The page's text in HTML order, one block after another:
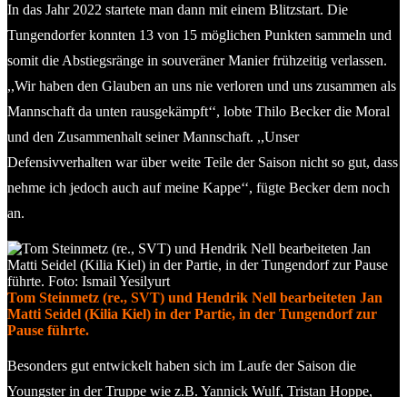
In das Jahr 2022 startete man dann mit einem Blitzstart. Die
Tungendorfer konnten 13 von 15 möglichen Punkten sammeln und
somit die Abstiegsränge in souveräner Manier frühzeitig verlassen.
,,Wir haben den Glauben an uns nie verloren und uns zusammen als
Mannschaft da unten rausgekämpft‘‘, lobte Thilo Becker die Moral
und den Zusammenhalt seiner Mannschaft. ,,Unser
Defensivverhalten war über weite Teile der Saison nicht so gut, dass
nehme ich jedoch auch auf meine Kappe‘‘, fügte Becker dem noch
an.
Tom Steinmetz (re., SVT) und Hendrik Nell bearbeiteten Jan
Matti Seidel (Kilia Kiel) in der Partie, in der Tungendorf zur
Pause führte.
Besonders gut entwickelt haben sich im Laufe der Saison die
Youngster in der Truppe wie z.B. Yannick Wulf, Tristan Hoppe,